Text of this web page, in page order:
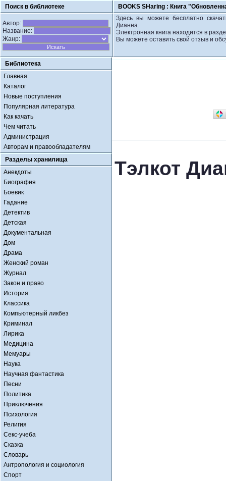
Поиск в библиотеке BOOKS SHaring : Книга
Автор:
Название:
Жанр:
Здесь вы можете бесплатно
Дианна.
Электронная книга находится в
Вы можете оставить свой отзыв и
Библиотека
Главная
Каталог
Новые поступления
Популярная литература
Как качать
Чем читать
Администрация
Авторам и правообладателям
Разделы хранилища
Анекдоты
Биография
Боевик
Гадание
Детектив
Детская
Документальная
Дом
Драма
Женский роман
Журнал
Закон и право
История
Классика
Компьютерный ликбез
Криминал
Лирика
Медицина
Мемуары
Наука
Научная фантастика
Песни
Политика
Приключения
Психология
Религия
Секс-учеба
Сказка
Словарь
Антропология и социология
Спорт
Тэлкот